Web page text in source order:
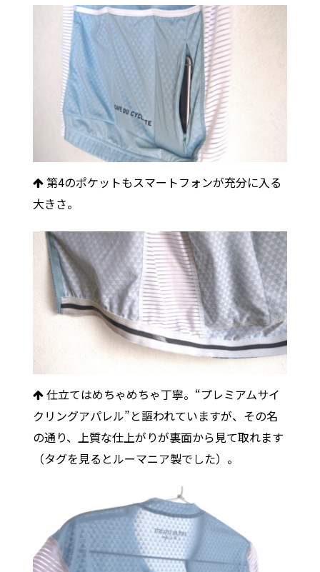
第4のポケットもスマートフォンが充分に入る
大きさ。
仕立てはめちゃめちゃ丁寧。“プレミアムサイ
クリングアパレル”と謳われていますが、その名
の通り、上質な仕上がりが裏面から見て取れます
（タグを見るとルーマニア製でした）。